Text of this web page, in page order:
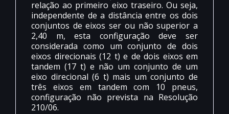
relação ao primeiro eixo traseiro. Ou seja,
independente de a distância entre os dois
conjuntos de eixos ser ou não superior a
2,40 m, esta configuração deve ser
considerada como um conjunto de dois
eixos direcionais (12 t) e de dois eixos em
tandem (17 t) e não um conjunto de um
eixo direcional (6 t) mais um conjunto de
três eixos em tandem com 10 pneus,
configuração não prevista na Resolução
210/06.